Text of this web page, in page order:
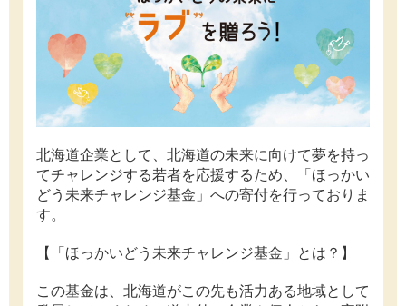
北海道企業として、北海道の未来に向けて夢を持っ
てチャレンジする若者を応援するため、「ほっかい
どう未来チャレンジ基金」への寄付を行っておりま
す。
【 「ほっかいどう未来チャレンジ基金」とは？ 】
この基金は、北海道がこの先も活力ある地域として